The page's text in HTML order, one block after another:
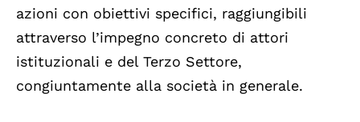
azioni con obiettivi specifici, raggiungibili
attraverso l’impegno concreto di attori
istituzionali e del Terzo Settore,
congiuntamente alla società in generale.